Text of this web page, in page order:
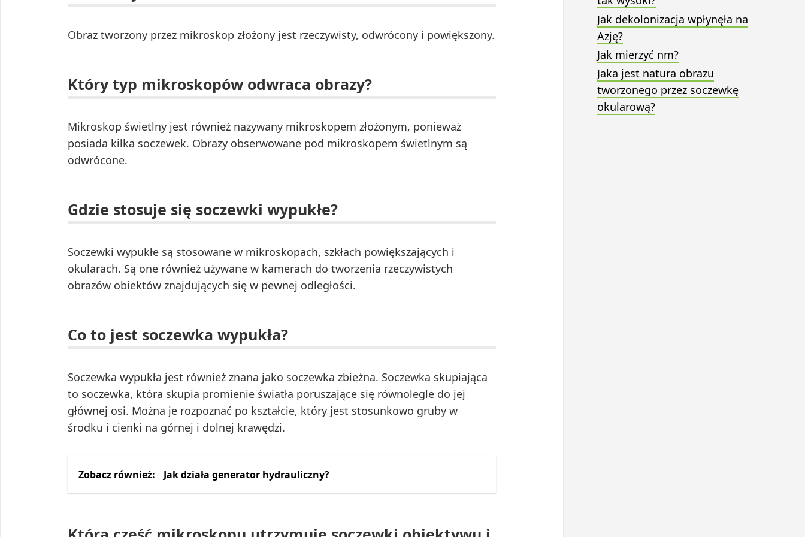
Obraz tworzony przez mikroskop złożony jest rzeczywisty, odwrócony i powiększony.
Który typ mikroskopów odwraca obrazy?
Mikroskop świetlny jest również nazywany mikroskopem złożonym, ponieważ
posiada kilka soczewek. Obrazy obserwowane pod mikroskopem świetlnym są
odwrócone.
Gdzie stosuje się soczewki wypukłe?
Soczewki wypukłe są stosowane w mikroskopach, szkłach powiększających i
okularach. Są one również używane w kamerach do tworzenia rzeczywistych
obrazów obiektów znajdujących się w pewnej odległości.
Co to jest soczewka wypukła?
Soczewka wypukła jest również znana jako soczewka zbieżna. Soczewka skupiająca
to soczewka, która skupia promienie światła poruszające się równolegle do jej
głównej osi. Można je rozpoznać po kształcie, który jest stosunkowo gruby w
środku i cienki na górnej i dolnej krawędzi.
Zobacz również: Jak działa generator hydrauliczny?
Jak dekolonizacja wpłynęła na
Azję?
Jak mierzyć nm?
Jaka jest natura obrazu
tworzonego przez soczewkę
okularową?